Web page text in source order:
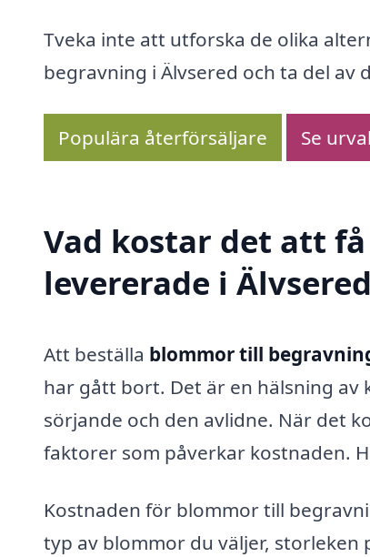
Tveka inte att utforska de olika
begravning i Älvsered och ta del av
Populära återförsäljare Se
Vad kostar det att
levererade i
Att beställa blommor till
har gått bort. Det är en hälsning av
sörjande och den avlidne. När det
faktorer som påverkar kostnaden.
Kostnaden för blommor till
typ av blommor du väljer,